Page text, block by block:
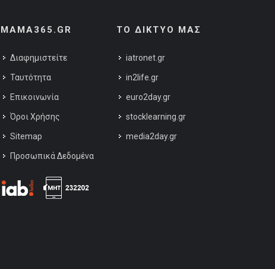
MAMA365.GR
Διαφημιστείτε
Ταυτότητα
Επικοινωνία
Όροι Χρήσης
Sitemap
Προσωπικά Δεδομένα
ΤΟ ΔΙΚΤΥΟ ΜΑΣ
iatronet.gr
in2life.gr
euro2day.gr
stocklearning.gr
media2day.gr